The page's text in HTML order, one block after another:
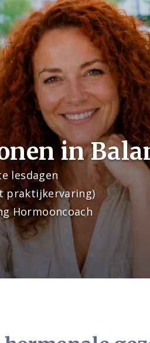
in
lesdagen
praktijkervaring)
Hormooncoach